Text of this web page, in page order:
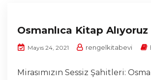
Osmanlıca Kitap Alıyoruz
Mayıs 24, 2021 rengelkitabevi
Mirasımızın Sessiz Şahitleri: